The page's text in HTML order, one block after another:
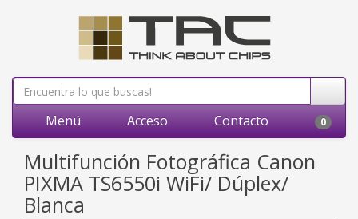
Menú Acceso Contacto 0
Multifunción Fotográfica Canon
PIXMA TS6550i WiFi/ Dúplex/
Blanca